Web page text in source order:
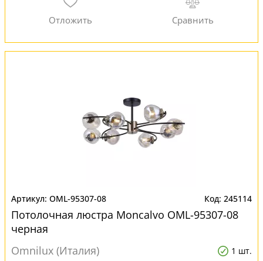
OML-95307-08 245114
Потолочная люстра Moncalvo OML-95307-08
черная
Omnilux (Италия)
1 шт.